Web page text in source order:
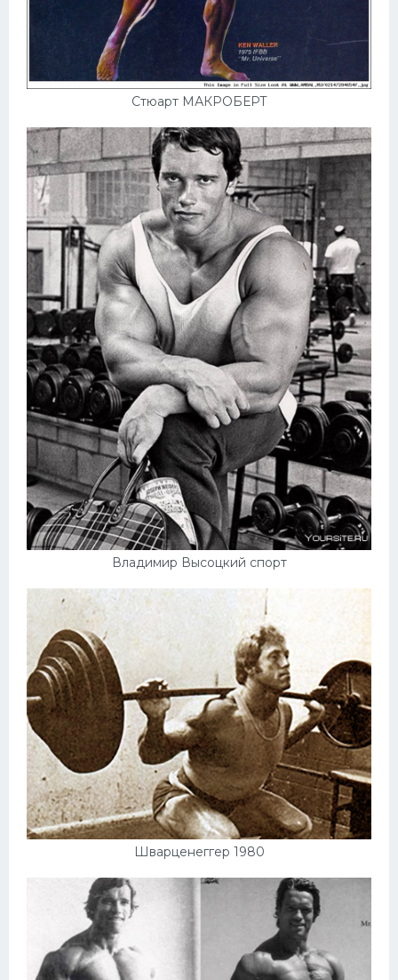
Стюарт МАКРОБЕРТ
Владимир Высоцкий спорт
Шварценеггер 1980